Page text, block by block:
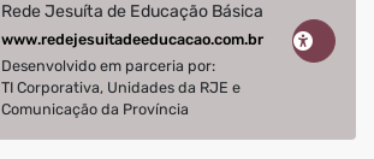
Rede Jesuíta de Educação Básica
www.redejesuitadeeducacao.com.br
Desenvolvido em parceria por:
TI Corporativa, Unidades da RJE e
Comunicação da Província